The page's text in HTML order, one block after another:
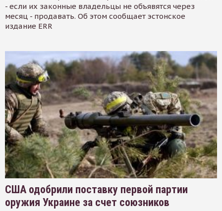
- если их законные владельцы не объявятся через
месяц - продавать. Об этом сообщает эстонское
издание ERR
США одобрили поставку первой партии
оружия Украине за счет союзников